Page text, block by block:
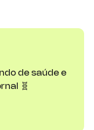
de saúde e
🧬